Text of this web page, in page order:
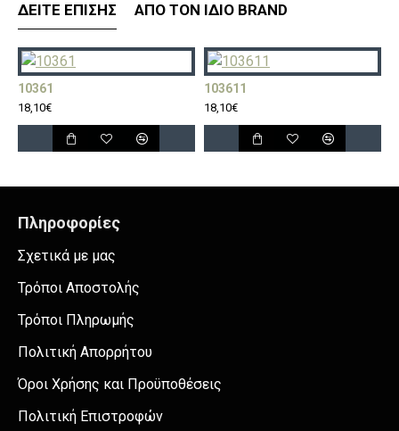
ΔΕΊΤΕ ΕΠΊΣΗΣ ΑΠΌ ΤΟΝ ΊΔΙΟ BRAND
10361
18,10€
103611
18,10€
Πληροφορίες
Σχετικά με μας
Τρόποι Αποστολής
Τρόποι Πληρωμής
Πολιτική Απορρήτου
Όροι Χρήσης και Προϋποθέσεις
Πολιτική Επιστροφών